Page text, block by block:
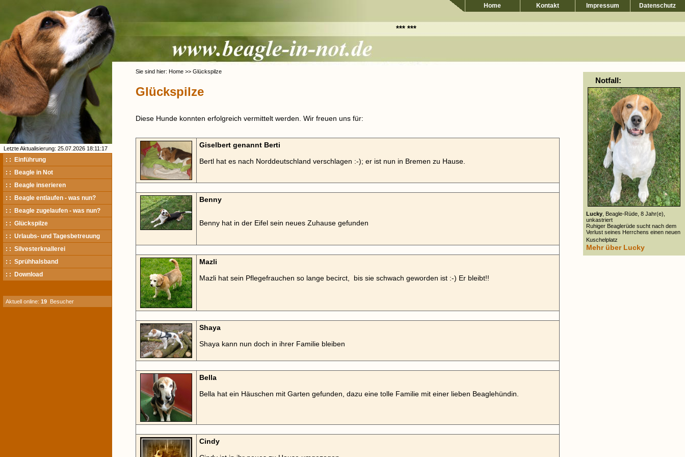
Letzte Aktualisierung: 25.07.2026 18:11:17
: : Einführung
: : Beagle in Not
: : Beagle inserieren
: : Beagle entlaufen - was nun?
: : Beagle zugelaufen - was nun?
: : Glückspilze
: : Urlaubs- und Tagesbetreuung
: : Silvesterknallerei
: : Sprühhalsband
: : Download
Aktuell online: 19 Besucher
Home Kontakt Impressum Datenschutz
*** ***
Sie sind hier: Home >> Glückspilze
Glückspilze
Diese Hunde konnten erfolgreich vermittelt werden. Wir freuen uns für:
Giselbert genannt Berti
Bertl hat es nach Norddeutschland verschlagen :-); er ist nun in Bremen zu Hause.
Benny
Benny hat in der Eifel sein neues Zuhause gefunden
Mazli
Mazli hat sein Pflegefrauchen so lange becirct, bis sie schwach geworden ist :-) Er bleibt!!
Shaya
Shaya kann nun doch in ihrer Familie bleiben
Bella
Bella hat ein Häuschen mit Garten gefunden, dazu eine tolle Familie mit einer lieben Beaglehündin.
Cindy
Notfall:
Lucky , Beagle-Rüde, 8 Jahr(e),
unkastriert
Ruhiger Beaglerüde sucht nach dem
Verlust seines Herrchens einen neuen
Kuschelplatz
Mehr über Lucky